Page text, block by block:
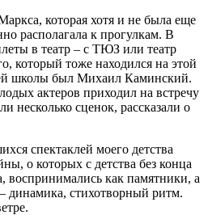
которая хотя и не была еще
располагала к прогулкам. В
в театр – с ТЮЗ или театр
который тоже находился на этой
школы был Михаил Каминский.
актеров приходил на встречу
несколько сценок, рассказали о
спектаклей моего детства
о которых с детства без конца
воспринимались как памятники, а
динамика, стихотворный ритм.